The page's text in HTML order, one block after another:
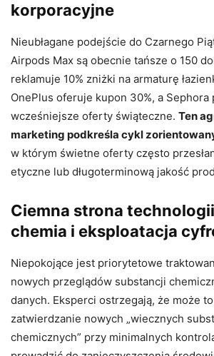
korporacyjne
Nieubłagane podejście do Czarnego
Airpods Max są obecnie tańsze o 150
reklamuje 10% zniżki na armaturę
OnePlus oferuje kupon 30%, a Sephora
wcześniejsze oferty świąteczne. Ten
marketing podkreśla cykl
w którym świetne oferty często
etyczne lub długoterminową jakość
Ciemna strona
chemia i eksploatacja
Niepokojące jest priorytetowe
nowych przeglądów substancji
danych. Eksperci ostrzegają, że może
zatwierdzanie nowych „wiecznych
chemicznych” przy minimalnych